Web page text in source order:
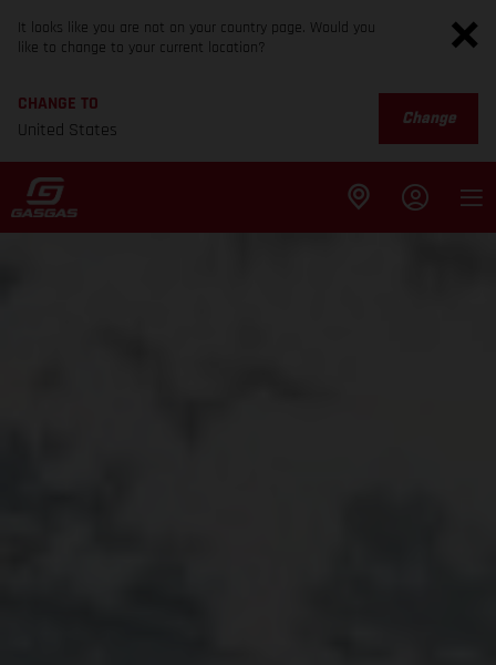
It looks like you are not on your country page. Would you
like to change to your current location?
CHANGE TO
United States
Change